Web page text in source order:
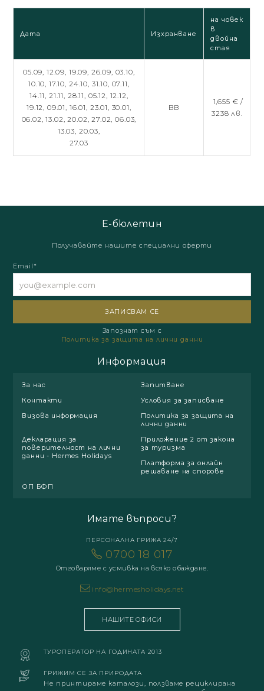
Дата Изхранване
на човек
в
двойна
стая
05.09, 12.09, 19.09, 26.09, 03.10,
10.10, 17.10, 24.10, 31.10, 07.11,
14.11, 21.11, 28.11, 05.12, 12.12,
19.12, 09.01, 16.01, 23.01, 30.01,
06.02,13.02,20.02,27.02,06.03,
13.03, 20.03,
27.03
BB
1,655 € /
3238 лв.
Е-бюлетин
Получавайте нашите специални оферти
Email*
Запознат съм с
Политика за защита на лични данни
Информация
За нас
Запитване
Контакти
Условия за записване
Визова информация
Политика за защита на
лични данни
Декларация за
поверителност на лични
данни - Hermes Holidays
Приложение 2 от закона
за туризма
Платформа за онлайн
решаване на спорове
ОП БФП
Имате въпроси?
ПЕРСОНАЛНА ГРИЖА 24/7
0700 18 017
Отговаряме с усмивка на всяко обаждане.
info@hermesholidays.net
НАШИТЕ ОФИСИ
ТУРОПЕРАТОР НА ГОДИНАТА 2013
ГРИЖИМ СЕ ЗА ПРИРОДАТА
Не принтираме каталози, ползваме рециклирана